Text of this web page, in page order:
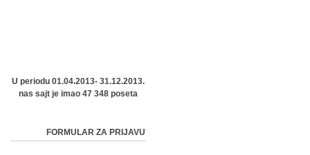
U periodu 01.04.2013- 31.12.2013.
nas sajt je imao 47 348 poseta
FORMULAR ZA PRIJAVU